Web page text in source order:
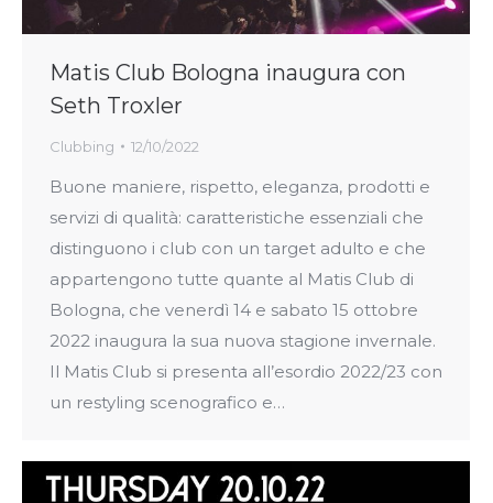
Matis Club Bologna inaugura con
Seth Troxler
Clubbing 12/10/2022
Buone maniere, rispetto, eleganza, prodotti e
servizi di qualità: caratteristiche essenziali che
distinguono i club con un target adulto e che
appartengono tutte quante al Matis Club di
Bologna, che venerdì 14 e sabato 15 ottobre
2022 inaugura la sua nuova stagione invernale.
Il Matis Club si presenta all’esordio 2022/23 con
un restyling scenografico e…